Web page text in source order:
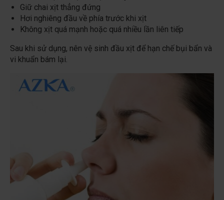
Giữ chai xịt thẳng đứng
Hơi nghiêng đầu về phía trước khi xịt
Không xịt quá mạnh hoặc quá nhiều lần liên tiếp
Sau khi sử dụng, nên vệ sinh đầu xịt để hạn chế bụi bẩn và
vi khuẩn bám lại.